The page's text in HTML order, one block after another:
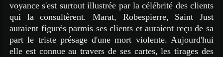
voyance s'est surtout illustrée par la célébrité des clients
qui la consultèrent. Marat, Robespierre, Saint Just
auraient figurés parmis ses clients et auraient reçu de sa
part le triste présage d'une mort violente. Aujourd'hui
elle est connue au travers de ses cartes, les tirages des